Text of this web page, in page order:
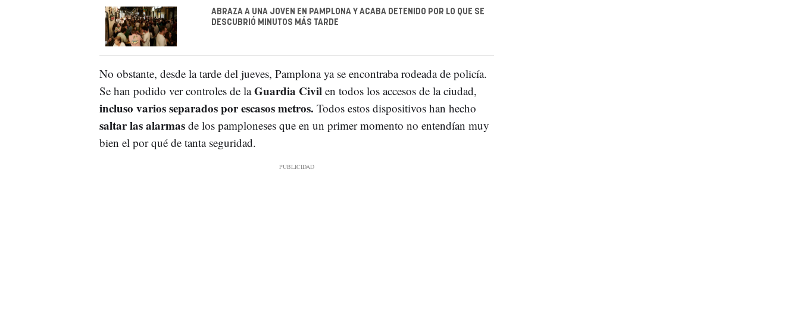
ABRAZA A UNA JOVEN EN PAMPLONA Y ACABA DETENIDO POR LO QUE SE
DESCUBRIÓ MINUTOS MÁS TARDE
No obstante, desde la tarde del jueves, Pamplona ya se encontraba rodeada de policía.
Se han podido ver controles de laGuardia Civil en todos los accesos de la ciudad,
incluso varios separados por escasos metros. Todos estos dispositivos han hecho
saltar las alarmasde los pamploneses que en un primer momento no entendían muy
bien el por qué de tanta seguridad.